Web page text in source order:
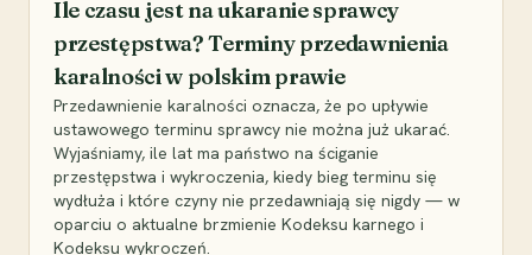
Ile czasu jest na ukaranie sprawcy
przestępstwa? Terminy przedawnienia
karalności w polskim prawie
Przedawnienie karalności oznacza, że po upływie
ustawowego terminu sprawcy nie można już ukarać.
Wyjaśniamy, ile lat ma państwo na ściganie
przestępstwa i wykroczenia, kiedy bieg terminu się
wydłuża i które czyny nie przedawniają się nigdy — w
oparciu o aktualne brzmienie Kodeksu karnego i
Kodeksu wykroczeń.